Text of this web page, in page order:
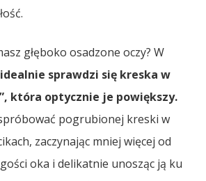
głęboko osadzone oczy? W
idealnie sprawdzi się kreska w
która optycznie je powiększy.
pogrubionej kreski w
zaczynając mniej więcej od
oka i delikatnie unosząc ją ku